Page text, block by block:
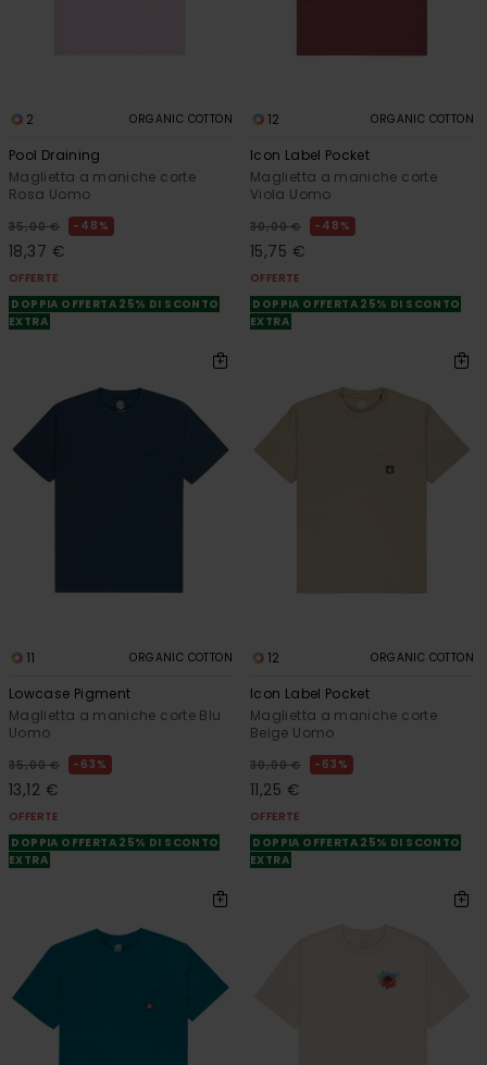
2 ORGANIC COTTON
Pool Draining
Maglietta a maniche corte
Rosa Uomo
35,00 € 48%
18,37 €
OFFERTE
DOPPIA OFFERTA 25% DI SCONTO
EXTRA
12 ORGANIC COTTON
Icon Label Pocket
Maglietta a maniche corte
Viola Uomo
30,00 € 48%
15,75 €
OFFERTE
DOPPIA OFFERTA 25% DI SCONTO
EXTRA
11 ORGANIC COTTON
Lowcase Pigment
Maglietta a maniche corte Blu
Uomo
35,00 € 63%
13,12 €
OFFERTE
DOPPIA OFFERTA 25% DI SCONTO
EXTRA
12 ORGANIC COTTON
Icon Label Pocket
Maglietta a maniche corte
Beige Uomo
30,00 € 63%
11,25 €
OFFERTE
DOPPIA OFFERTA 25% DI SCONTO
EXTRA